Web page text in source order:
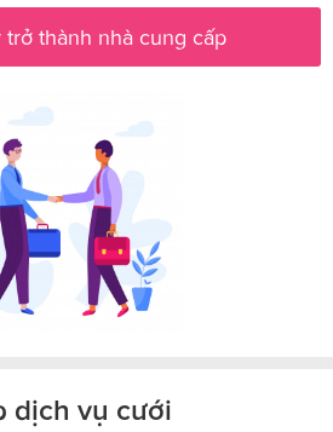
thành nhà cung cấp
dịch vụ cưới